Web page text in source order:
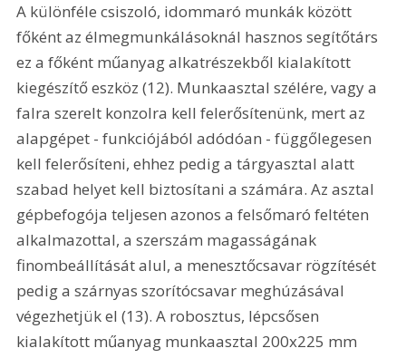
A különféle csiszoló, idommaró munkák között
főként az élmegmunkálásoknál hasznos segítőtárs
ez a főként műanyag alkatrészekből kialakított
kiegészítő eszköz (12). Munkaasztal szélére, vagy a
falra szerelt konzolra kell felerősítenünk, mert az
alapgépet - funkciójából adódóan - függőlegesen
kell felerősíteni, ehhez pedig a tárgyasztal alatt
szabad helyet kell biztosítani a számára. Az asztal
gépbefogója teljesen azonos a felsőmaró feltéten
alkalmazottal, a szerszám magasságának
finombeállítását alul, a menesztőcsavar rögzítését
pedig a szárnyas szorítócsavar meghúzásával
végezhetjük el (13). A robosztus, lépcsősen
kialakított műanyag munkaasztal 200x225 mm